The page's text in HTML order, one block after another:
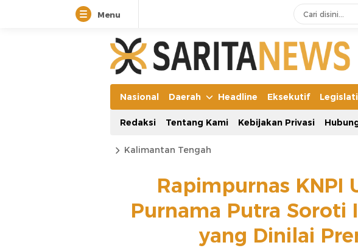
Menu
Nasional Daerah Headline Eksekutif
Redaksi Tentang Kami Kebijakan Privasi
Kalimantan Tengah
Rapimpurnas KNPI
Purnama Putra Soroti
yang Dinilai